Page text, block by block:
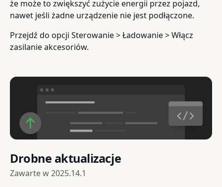
że może to zwiększyć zużycie energii przez pojazd,
nawet jeśli żadne urządzenie nie jest podłączone.
Przejdź do opcji Sterowanie > Ładowanie > Włącz
zasilanie akcesoriów.
Drobne aktualizacje
Zawarte w2025.14.1